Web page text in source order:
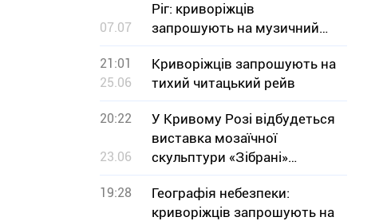
07.07
Ріг: криворіжців
запрошують на музичний
вечір із гостями з Одеси
21:01
25.06
Криворіжців запрошують на
тихий читацький рейв
20:22
23.06
У Кривому Розі відбудеться
виставка мозаїчної
скульптури «Зібрані»
місцевої мисткині Ольги
Марченко
19:28
Географія небезпеки:
криворіжців запрошують на